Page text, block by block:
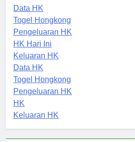
Keluaran HK
Data HK
Togel Hongkong
Pengeluaran HK
HK Hari Ini
Keluaran HK
Data HK
Togel Hongkong
Pengeluaran HK
HK